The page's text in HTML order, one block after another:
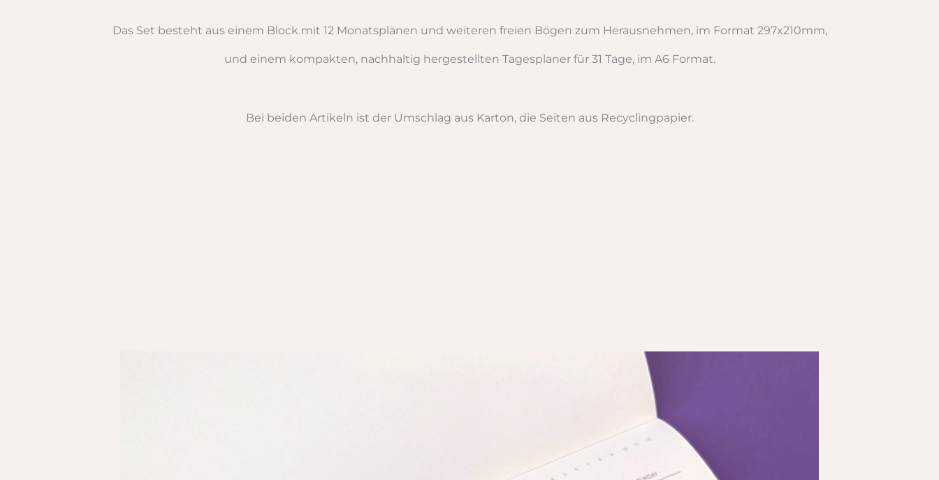
Das Set besteht aus einem Block mit 12 Monatsplänen und weiteren freien Bögen zum Herausnehmen, im Format 297x210mm,
und einem kompakten, nachhaltig hergestellten Tagesplaner für 31 Tage, im A6 Format.
Bei beiden Artikeln ist der Umschlag aus Karton, die Seiten aus Recyclingpapier.